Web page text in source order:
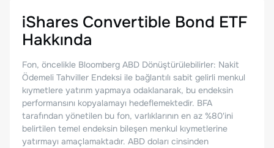
iShares Convertible Bond ETF
Hakkında
Fon, öncelikle Bloomberg ABD Dönüştürülebilirler: Nakit
Ödemeli Tahviller Endeksi ile bağlantılı sabit gelirli menkul
kıymetlere yatırım yapmaya odaklanarak, bu endeksin
performansını kopyalamayı hedeflemektedir. BFA
tarafından yönetilen bu fon, varlıklarının en az %80'ini
belirtilen temel endeksin bileşen menkul kıymetlerine
yatırmayı amaçlamaktadır. ABD doları cinsinden